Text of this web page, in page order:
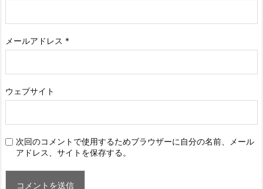
メールアドレス *
ウェブサイト
次回のコメントで使用するためブラウザーに自分の名前、メール
アドレス、サイトを保存する。